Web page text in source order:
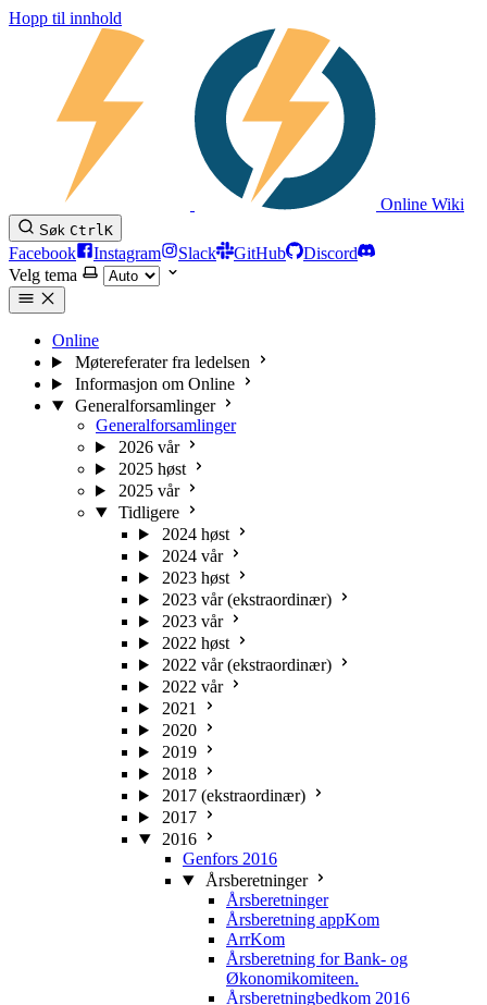
Hopp til innhold
Online Wiki
Søk CtrlK
Facebook Instagram Slack GitHub
Discord
Velg tema
Online
Møtereferater fra ledelsen
Informasjon om Online
Generalforsamlinger
Generalforsamlinger
2026 vår
2025 høst
2025 vår
Tidligere
2024 høst
2024 vår
2023 høst
2023 vår (ekstraordinær)
2023 vår
2022 høst
2022 vår (ekstraordinær)
2022 vår
2021
2020
2019
2018
2017 (ekstraordinær)
2017
2016
Genfors 2016
Årsberetninger
Årsberetninger
Årsberetning appKom
ArrKom
Årsberetning for Bank- og
Økonomikomiteen.
Årsberetningbedkom 2016